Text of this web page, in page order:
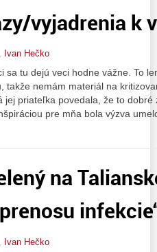
vyjadrenia k
Ivan Hečko
sa tu dejú veci hodne vážne. To
takže nemám materiál na
jej priateľka povedala, že to
pre mňa bola výzva
na
Ivan Hečko